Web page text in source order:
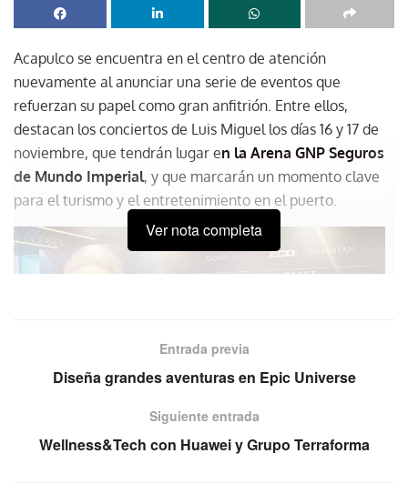
Acapulco se encuentra en el centro de atención
nuevamente al anunciar una serie de eventos que
refuerzan su papel como gran anfitrión. Entre ellos,
destacan los conciertos de Luis Miguel los días 16 y 17 de
noviembre, que tendrán lugar en la Arena GNP Seguros
de Mundo Imperial, y que marcarán un momento clave
para el turismo y el entretenimiento en el puerto.
De izquierda a derecha, Julio Fernández, Director de Mercadotecnia de
Ver nota completa
Entrada previa
Diseña grandes aventuras en Epic Universe
Siguiente entrada
Wellness&Tech con Huawei y Grupo Terraforma